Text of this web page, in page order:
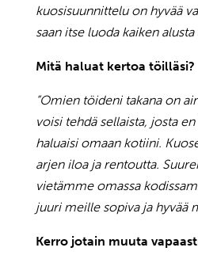
kuosisuunnittelu on hyvää
saan itse luoda kaiken alusta
Mitä haluat kertoa töilläsi?
”Omien töideni takana on
voisi tehdä sellaista, josta
haluaisi omaan kotiini.
arjen iloa ja rentoutta.
vietämme omassa
juuri meille sopiva ja hyvää
Kerro jotain muuta